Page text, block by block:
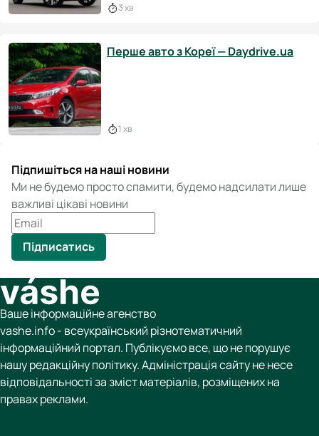
3 хв
Перше авто з Кореї — Daydrive.ua
1 хв
Підпишіться на наші новини
Ми не будемо просто спамити, будемо надсилати лише
важливі цікаві новини
Підписатись
Ваше інформаційне агенство
vashe.info - всеукраїнський різнотематичний
інформаційний портал. Публікуємо все, що не порушує
нашу редакційну політику. Адміністрація сайту не несе
відповідальності за зміст матеріалів, розміщених на
правах реклами.